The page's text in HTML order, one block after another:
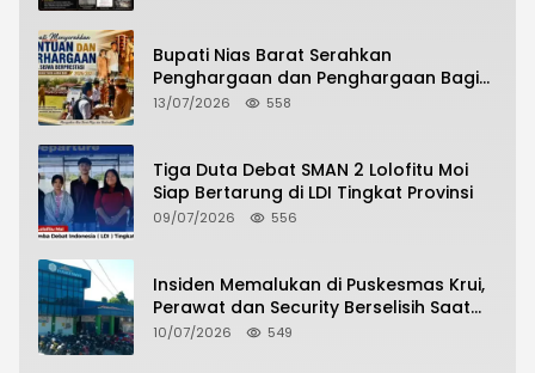
Bupati Nias Barat Serahkan
Penghargaan dan Penghargaan Bagi
Siswa Berprestasi Pada Pembukaan TA
13/07/2026 558
Tiga Duta Debat SMAN 2 Lolofitu Moi
Siap Bertarung di LDI Tingkat Provinsi
09/07/2026 556
Insiden Memalukan di Puskesmas Krui,
Perawat dan Security Berselisih Saat
Pelayanan Pasien Berlangsung
10/07/2026 549